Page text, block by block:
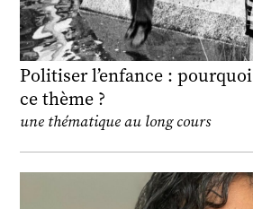
Politiser l’enfance : pourquoi
ce thème ?
une thématique au long cours